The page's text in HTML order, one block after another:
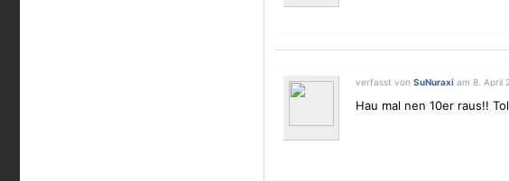
verfasst von SuNuraxi am 8. April
Hau mal nen 10er raus!!